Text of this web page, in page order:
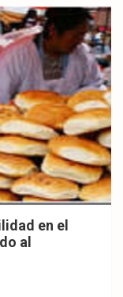
en el
al